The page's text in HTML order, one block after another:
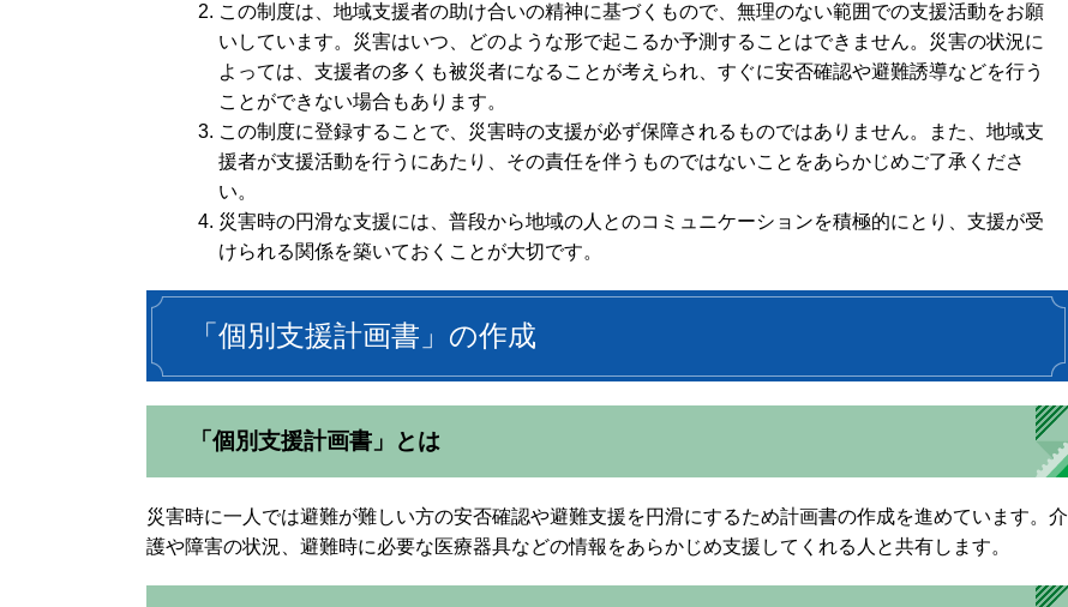
この制度は、地域支援者の助け合いの精神に基づくもので、無理のない範囲での支援活動をお願
いしています。災害はいつ、どのような形で起こるか予測することはできません。災害の状況に
よっては、支援者の多くも被災者になることが考えられ、すぐに安否確認や避難誘導などを行う
ことができない場合もあります。
この制度に登録することで、災害時の支援が必ず保障されるものではありません。また、地域支
援者が支援活動を行うにあたり、その責任を伴うものではないことをあらかじめご了承くださ
い。
災害時の円滑な支援には、普段から地域の人とのコミュニケーションを積極的にとり、支援が受
けられる関係を築いておくことが大切です。
「個別支援計画書」の作成
「個別支援計画書」とは
災害時に一人では避難が難しい方の安否確認や避難支援を円滑にするため計画書の作成を進めています。介
護や障害の状況、避難時に必要な医療器具などの情報をあらかじめ支援してくれる人と共有します。